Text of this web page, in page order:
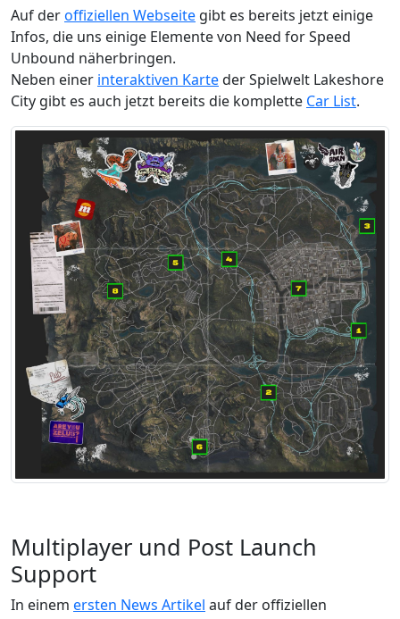
Auf deroffiziellen Webseite gibt es bereits jetzt einige
Infos, die uns einige Elemente von Need for Speed
Unbound näherbringen.
Neben einer interaktiven Karteder Spielwelt Lakeshore
City gibt es auch jetzt bereits die komplette Car List.
Multiplayer und Post Launch
Support
In einem ersten News Artikel auf der offiziellen